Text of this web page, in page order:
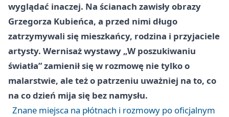
wyglądać inaczej. Na ścianach zawisły obrazy
Grzegorza Kubieńca, a przed nimi długo
zatrzymywali się mieszkańcy, rodzina i przyjaciele
artysty. Wernisaż wystawy „W poszukiwaniu
światła” zamienił się w rozmowę nie tylko o
malarstwie, ale też o patrzeniu uważniej na to, co
na co dzień mija się bez namysłu.
Znane miejsca na płótnach i rozmowy po oficjalnym